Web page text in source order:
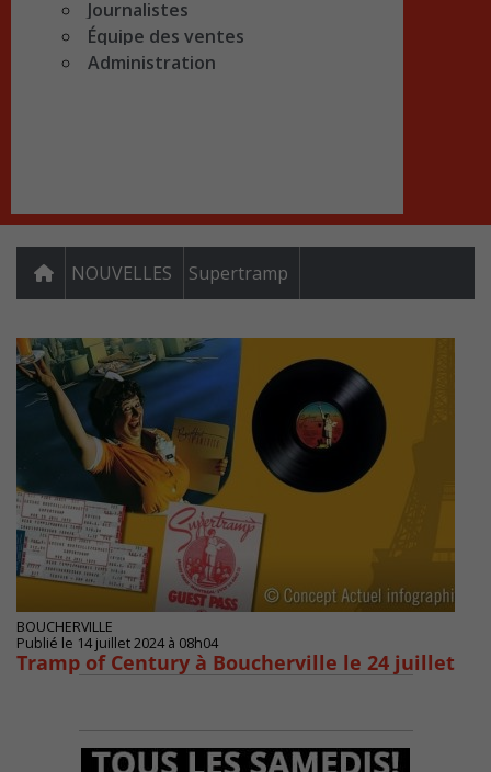
Journalistes
Équipe des ventes
Administration
NOUVELLES Supertramp
BOUCHERVILLE
Publié le 14 juillet 2024 à 08h04
Tramp of Century à Boucherville le 24 juillet